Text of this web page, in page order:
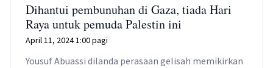
Dihantui pembunuhan di Gaza, tiada Hari
Raya untuk pemuda Palestin ini
April 11, 2024 1:00 pagi
Yousuf Abuassi dilanda perasaan gelisah memikirkan